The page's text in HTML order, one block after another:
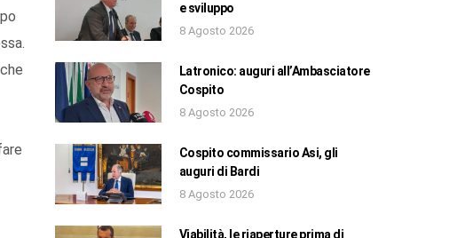
e sviluppo
8 Agosto 2026
Latronico: auguri all’Ambasciatore
Cospito
8 Agosto 2026
Cospito commissario Asi, gli
auguri di Bardi
8 Agosto 2026
Viabilità, le riaperture prima di